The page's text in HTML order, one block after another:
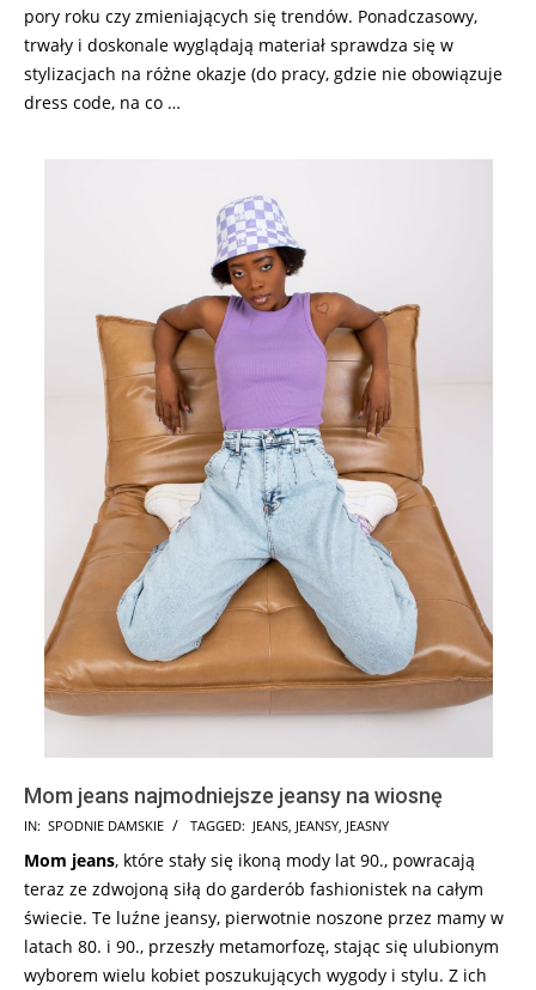
pory roku czy zmieniających się trendów. Ponadczasowy,
trwały i doskonale wyglądają materiał sprawdza się w
stylizacjach na różne okazje (do pracy, gdzie nie obowiązuje
dress code, na co …
Mom jeans najmodniejsze jeansy na wiosnę
2024-
10-
09
IN: SPODNIE DAMSKIE TAGGED: JEANS JEANSY JEASNY
Mom jeans, które stały się ikoną mody lat 90., powracają
teraz ze zdwojoną siłą do garderób fashionistek na całym
świecie. Te luźne jeansy, pierwotnie noszone przez mamy w
latach 80. i 90., przeszły metamorfozę, stając się ulubionym
wyborem wielu kobiet poszukujących wygody i stylu. Z ich